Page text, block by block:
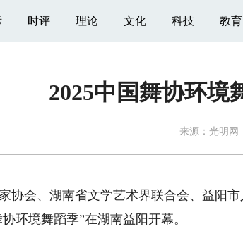
时评 理论 文化 科技 教育
2025中国舞协环境
来源： 光明网
会、湖南省文学艺术界联合会、益阳市
环境舞蹈季”在湖南益阳开幕。